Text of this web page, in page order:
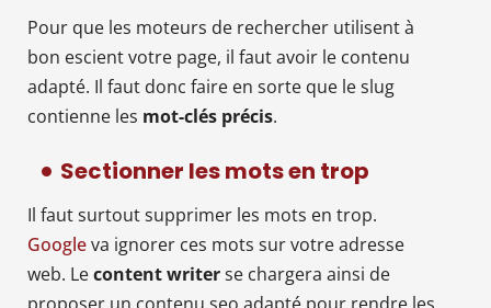
Pour que les moteurs de rechercher utilisent à
bon escient votre page, il faut avoir le contenu
adapté. Il faut donc faire en sorte que le slug
contienne les mot-clés précis.
Sectionner les mots en trop
Il faut surtout supprimer les mots en trop.
Googleva ignorer ces mots sur votre adresse
web. Lecontent writerse chargera ainsi de